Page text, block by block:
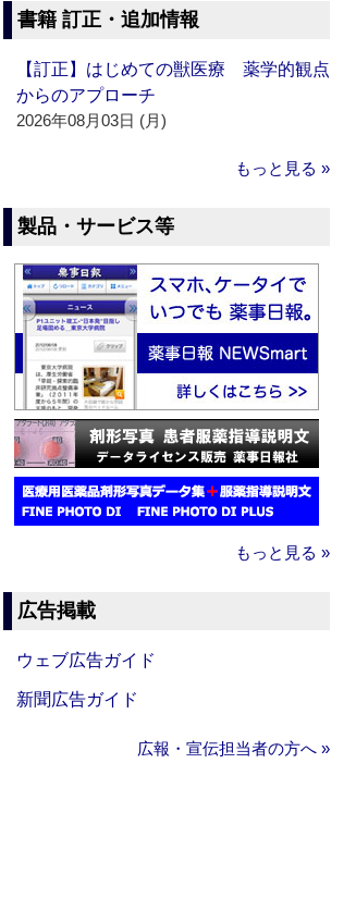
書籍 訂正・追加情報
【訂正】はじめての獣医療 薬学的観点
からのアプローチ
2026年08月03日 (月)
もっと見る »
製品・サービス等
もっと見る »
広告掲載
ウェブ広告ガイド
新聞広告ガイド
広報・宣伝担当者の方へ »